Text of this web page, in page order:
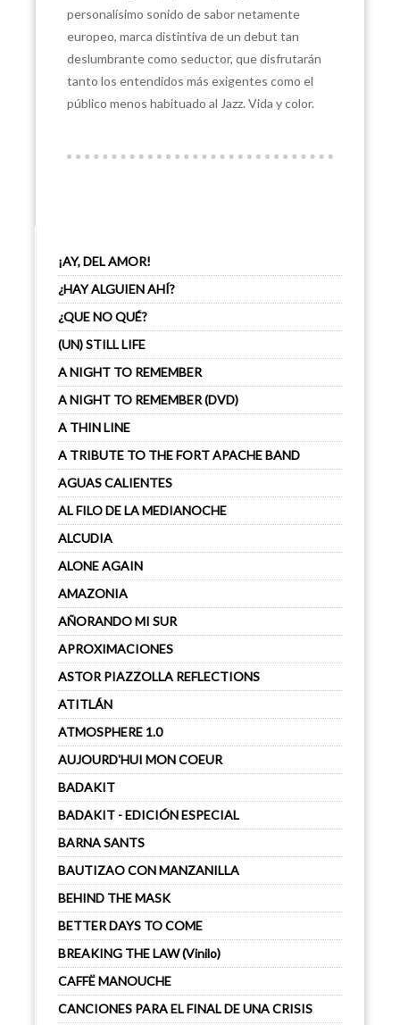
personalísimo sonido de sabor netamente
europeo, marca distintiva de un debut tan
deslumbrante como seductor, que disfrutarán
tanto los entendidos más exigentes como el
público menos habituado al Jazz. Vida y color.
¡AY, DEL AMOR!
¿HAY ALGUIEN AHÍ?
¿QUE NO QUÉ?
(UN) STILL LIFE
A NIGHT TO REMEMBER
A NIGHT TO REMEMBER (DVD)
A THIN LINE
A TRIBUTE TO THE FORT APACHE BAND
AGUAS CALIENTES
AL FILO DE LA MEDIANOCHE
ALCUDIA
ALONE AGAIN
AMAZONIA
AÑORANDO MI SUR
APROXIMACIONES
ASTOR PIAZZOLLA REFLECTIONS
ATITLÁN
ATMOSPHERE 1.0
AUJOURD'HUI MON COEUR
BADAKIT
BADAKIT - EDICIÓN ESPECIAL
BARNA SANTS
BAUTIZAO CON MANZANILLA
BEHIND THE MASK
BETTER DAYS TO COME
BREAKING THE LAW (Vinilo)
CAFFË MANOUCHE
CANCIONES PARA EL FINAL DE UNA CRISIS